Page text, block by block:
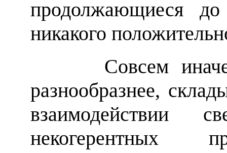
продолжающиеся
никакого
Совсем иначе,
разнообразнее,
некогерентных